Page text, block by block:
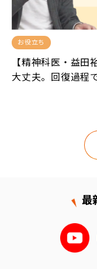
お役立ち
【精神科医・益田
大丈夫。回復過程
最